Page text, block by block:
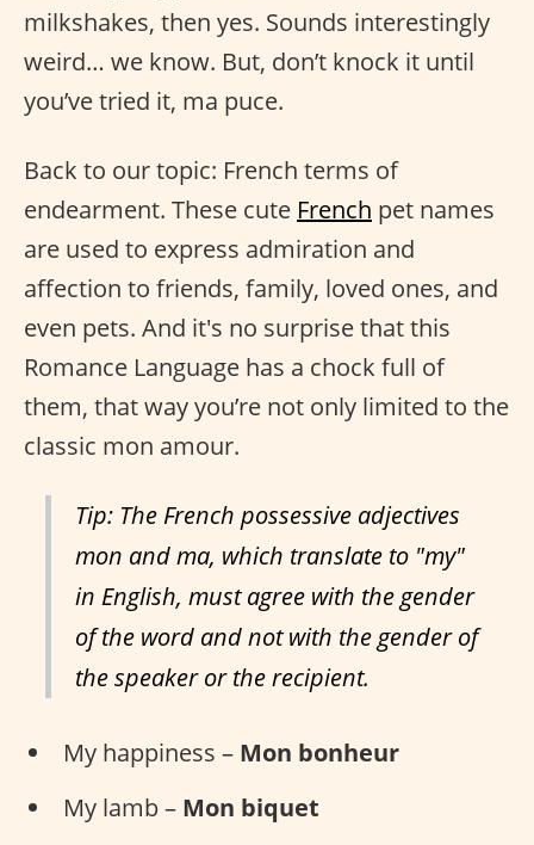
milkshakes, then yes. Sounds interestingly
weird… we know. But, don’t knock it until
you’ve tried it, ma puce.
Back to our topic: French terms of
endearment. These cute French pet names
are used to express admiration and
affection to friends, family, loved ones, and
even pets. And it's no surprise that this
Romance Language has a chock full of
them, that way you’re not only limited to the
classic mon amour.
Tip: The French possessive adjectives
mon and ma, which translate to "my"
in English, must agree with the gender
of the word and not with the gender of
the speaker or the recipient.
My happiness – Mon bonheur
My lamb – Mon biquet